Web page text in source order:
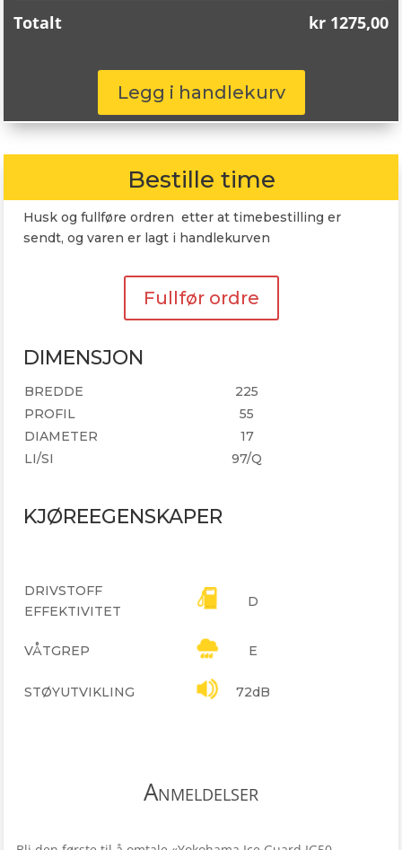
Totalt kr1275,00
Ice
Guard
97Q
antall
Legg i handlekurv
Bestille time
Husk og fullføre ordren etter at timebestilling er
sendt, og varen er lagt i handlekurven
Fullfør ordre
DIMENSJON
BREDDE
225
PROFIL
55
DIAMETER
17
LI/SI
97/Q
KJØREEGENSKAPER
DRIVSTOFF
EFFEKTIVITET
D
VÅTGREP E
STØYUTVIKLING 72dB
Anmeldelser